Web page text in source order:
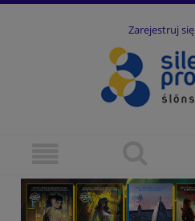
Zarejestruj się